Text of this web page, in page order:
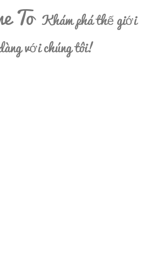
To Khám phá thế giới
với chúng tôi!